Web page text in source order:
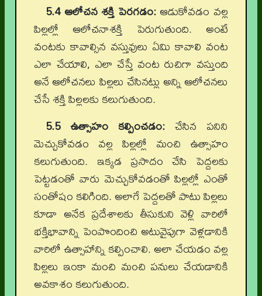
5.4 ఆలోచన శక్తి పెరగడం:ఆడుకోవడం వల్ల
పిల్లల్లో ఆలోచనాశక్తి పెరుగుతుంది. అంటే
వంటకు కావాల్సిన వస్తువులు ఏమి కావాలి వంట
ఎలా చేయాలి, ఎలా చేస్తే వంట రుచిగా వస్తుంది
అనే ఆలోచనలు పిల్లలు చేసినట్లు అన్ని ఆలోచనలు
చేసే శక్తి పిల్లలకు కలుగుతుంది.
5.5 ఉత్సాహం కల్పించడం: చేసిన పనిని
మెచ్చుకోవడం వల్ల పిల్లల్లో మంచి ఉత్సాహం
కలుగుతుంది. ఇక్కడ ప్రసాదం చేసి పెద్దలకు
పెట్టడంతో వారు మెచ్చుకోవడంతో పిల్లల్లో ఎంతో
సంతోషం కలిగింది. అలాగే పెద్దలతో పాటు పిల్లలు
కూడా అనేక ప్రదేశాలకు తీసుకుని వెళ్లి వారిలో
భక్తిభావాన్ని పెంపొందించి అటువైపుగా వెళ్లడానికి
వారిలో ఉత్సాహాన్ని కల్పించాలి. అలా చేయడం వల్ల
పిల్లలు ఇంకా మంచి మంచి పనులు చేయడానికి
అవకాశం కలుగుతుంది.